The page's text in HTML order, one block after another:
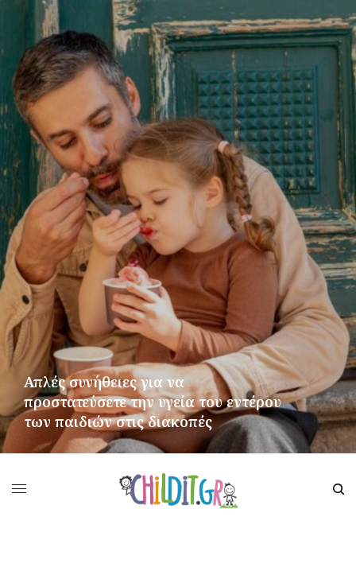
Απλές συνήθειες για να
προστατεύσετε την υγεία του εντέρου
των παιδιών στις διακοπές